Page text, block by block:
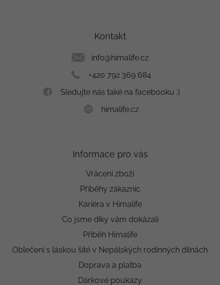
Kontakt
info@himalife.cz
+420 792 369 684
Sledujte nás také na facebooku :)
himalife.cz
Informace pro vás
Vrácení zboží
Příběhy zákaznic
Kariéra v Himalife
Co jsme díky vám dokázali
Příběh Himalife
Oblečení s láskou šité v Nepálských rodinných dílnách
Doprava a platba
Dárkové poukazy